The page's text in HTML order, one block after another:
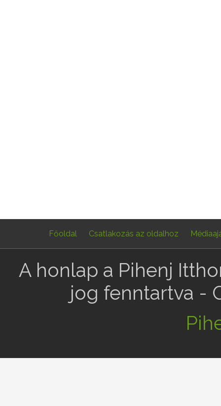
Főoldal Csatlakozás az oldalhoz
A honlap a Pihenj
jog fenntartva -